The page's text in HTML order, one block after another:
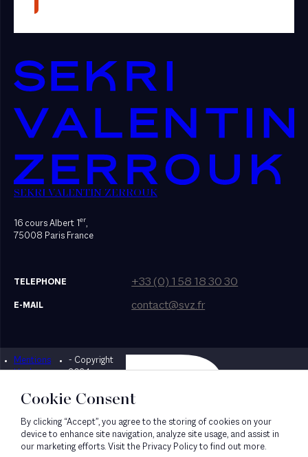
SEKRI VALENTIN ZERROUK
16 cours Albert 1er,
75008 Paris France
TELEPHONE +33 (0) 1 58 18 30 30
E-MAIL contact@svz.fr
Mentions
légales
- Copyright
2024
Designed by Bonhomme
Cookie Consent
By clicking “Accept”, you agree to the storing of cookies on your
device to enhance site navigation, analyze site usage, and assist in
our marketing efforts. Visit the Privacy Policy to find out more.